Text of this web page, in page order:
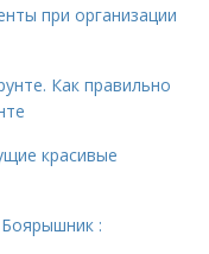
при организации
Как правильно
красивые
: